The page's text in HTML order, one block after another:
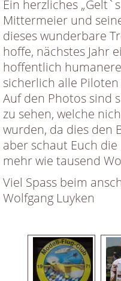
Ein herzliches
Mittermeier und
dieses wunderbare
hoffe, nächstes Jahr
hoffentlich
sicherlich alle
Auf den Photos sind
zu sehen, welche
wurden, da dies den
aber schaut Euch
mehr wie tausend
Viel Spass beim
Wolfgang Luyken